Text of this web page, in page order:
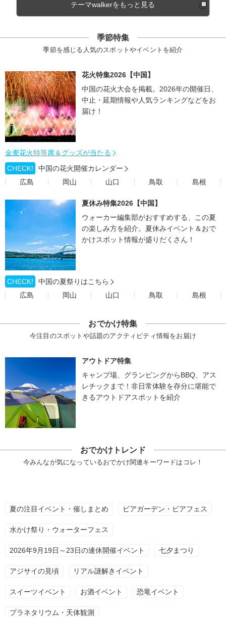
テーマwalkerをもっと見る
季節特集
季節を感じる人気のスポットやイベントを紹介
花火特集2026【中国】
中国の花火大会を掲載。2026年の開催日、
中止・延期情報や人気ランキングなどをお
届け！
金麦花火特等席＆グッズが当たる
CHECK!
中国の花火開催カレンダー
広島
岡山 山口 鳥取 島根
夏休み特集2026【中国】
ウォーカー編集部がおすすめする、この夏
の楽しみ方を紹介。夏休みイベント＆おで
かけスポット情報が盛りだくさん！
CHECK!
中国の夏祭りはこちら
広島
岡山 山口 鳥取 島根
おでかけ特集
今注目のスポットや話題のアクティビティ情報をお届け
アウトドア特集
キャンプ場、グランピングからBBQ、アス
レチックまで！非日常体験を存分に堪能で
きるアウトドアスポットを紹介
おでかけトレンド
今みんなが気になっているおでかけ関連キーワードはコレ！
夏の注目イベント・催しまとめ ビアガーデン・ビアフェス
水かけ祭り・ウォーターフェス
2026年9月19日～23日の連休開催イベント 七夕まつり
アジサイの見頃 リアル謎解きイベント
スイーツイベント お酒イベント 恐竜イベント
プラネタリウム・天体観測